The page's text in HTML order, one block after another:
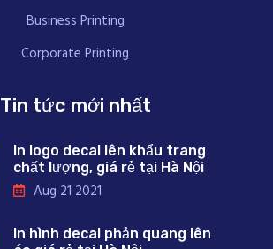
Business Printing
Corporate Printing
Tin tức mới nhất
In logo decal lên khẩu trang
chất lượng, giá rẻ tại Hà Nội
Aug 21 2021
In hình decal phản quang lên